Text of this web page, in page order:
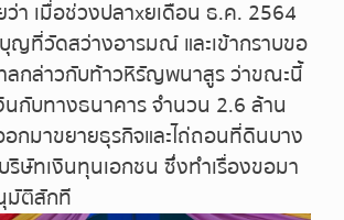
ยญีปุ่น
ไต้หวัน
กัมพูชา
ว่า เมื่อช่วงปลาxยเดือน ธ.ค. 2564
ญที่วัดสว่างอารมณ์ และเข้ากราบขอ
ลกล่าวกับท้าวหิรัญพนาสูร ว่าขณะนี้
นกับทางธนาคาร จำนวน 2.6 ล้าน
กมาขยายธุรกิจและไถ่ถอนที่ดินบาง
ริษัทเงินทุนเอกชน ซึ่งทำเรื่องขอมา
มัติสักที